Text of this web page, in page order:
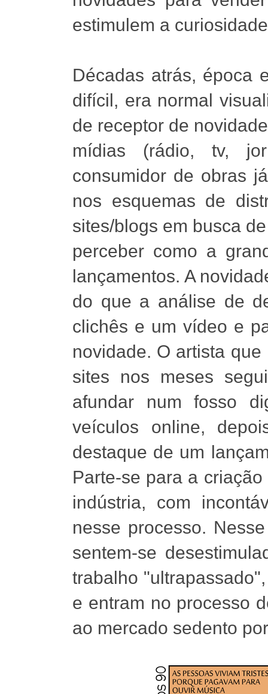
estimulem a
Décadas atrás, época
difícil, era normal
de receptor de
mídias (rádio, tv,
consumidor de obras
nos esquemas de
sites/blogs em busca
perceber como a
lançamentos. A
do que a análise de
clichês e um vídeo e
novidade. O artista
sites nos meses
afundar num fosso
veículos online,
destaque de um
Parte-se para a
indústria, com
nesse processo.
sentem-se
trabalho
e entram no processo
ao mercado sedento